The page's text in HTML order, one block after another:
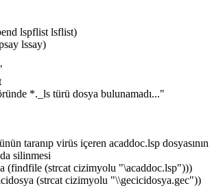
lspflist lsflist)
lssay)
türü dosya bulunamadı..."
taranıp virüs içeren acaddoc.lsp dosyasının
silinmesi
(findfile (strcat cizimyolu "\acaddoc.lsp")))
(strcat cizimyolu "\\gecicidosya.gec"))